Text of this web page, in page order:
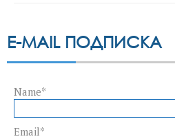
E-MAIL ПОДПИСКА
Name*
Email*